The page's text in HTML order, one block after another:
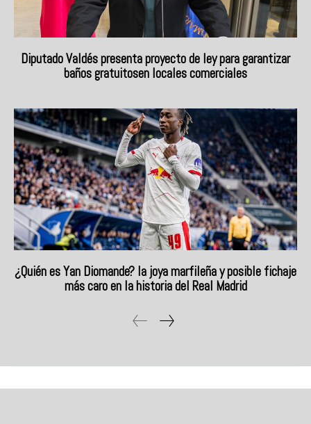
Diputado Valdés presenta proyecto de ley para garantizar
baños gratuitosen locales comerciales
¿Quién es Yan Diomande? la joya marfileña y posible fichaje
más caro en la historia del Real Madrid